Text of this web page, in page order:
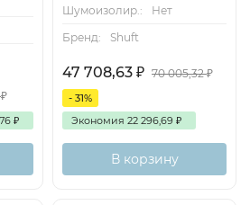
₽
₽
Шумоизолир.:
Нет
Бренд:
Shuft
47 708,63 ₽ 70 005,32₽
- 31%
Экономия 22 296,69 ₽
В корзину